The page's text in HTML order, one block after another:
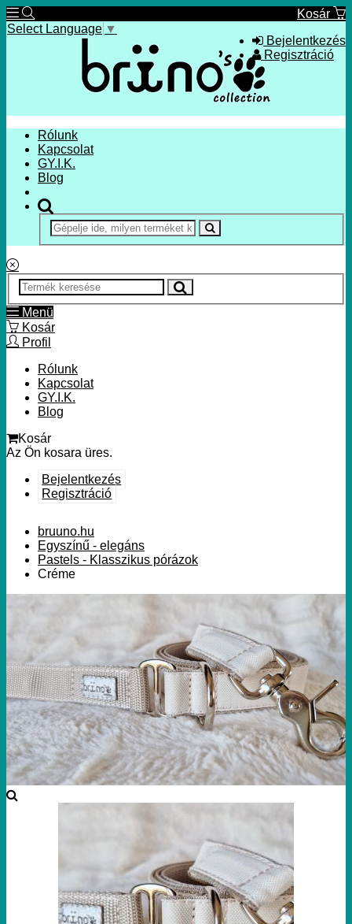
Kosár
Bejelentkezés
Regisztráció
Select Language ▼
Rólunk
Kapcsolat
GY.I.K.
Blog
Menü
Kosár
Profil
Rólunk
Kapcsolat
GY.I.K.
Blog
Kosár
Az Ön kosara üres.
Bejelentkezés
Regisztráció
bruuno.hu
Egyszínű - elegáns
Pastels - Klasszikus pórázok
Créme